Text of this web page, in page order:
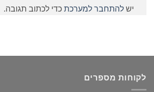
יש להתחבר למערכת כדי לכתוב תגובה.
לקוחות מספרים